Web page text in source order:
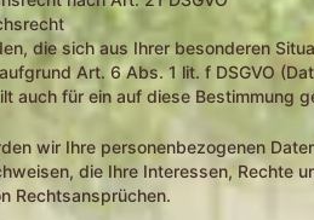
die sich aus Ihrer besonderen
Art. 6 Abs. 1 lit. f DSGVO
auch für ein auf diese Bestimmung
wir Ihre personenbezogenen
die Ihre Interessen, Rechte
Rechtsansprüchen.